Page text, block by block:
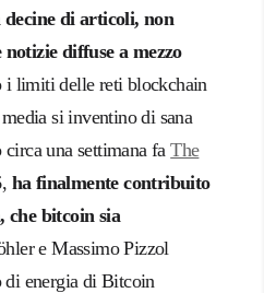
di articoli, non
diffuse a mezzo
i limiti delle reti blockchain
si inventino di sana
circa una settimana faThe
ha finalmente contribuito
che bitcoin sia
e Massimo Pizzol
energia di Bitcoin